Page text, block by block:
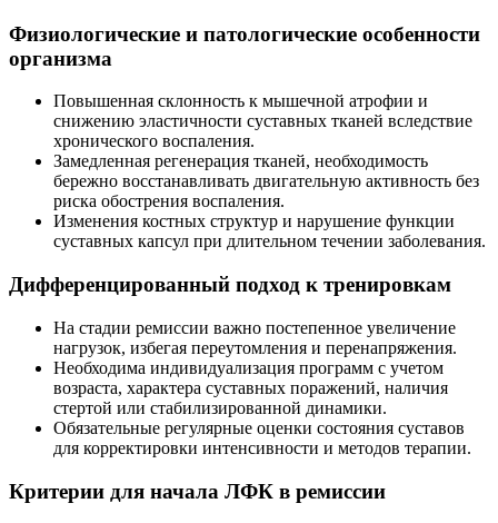
Физиологические и патологические особенности
организма
Повышенная склонность к мышечной атрофии и
снижению эластичности суставных тканей вследствие
хронического воспаления.
Замедленная регенерация тканей, необходимость
бережно восстанавливать двигательную активность без
риска обострения воспаления.
Изменения костных структур и нарушение функции
суставных капсул при длительном течении заболевания.
Дифференцированный подход к тренировкам
На стадии ремиссии важно постепенное увеличение
нагрузок, избегая переутомления и перенапряжения.
Необходима индивидуализация программ с учетом
возраста, характера суставных поражений, наличия
стертой или стабилизированной динамики.
Обязательные регулярные оценки состояния суставов
для корректировки интенсивности и методов терапии.
Критерии для начала ЛФК в ремиссии